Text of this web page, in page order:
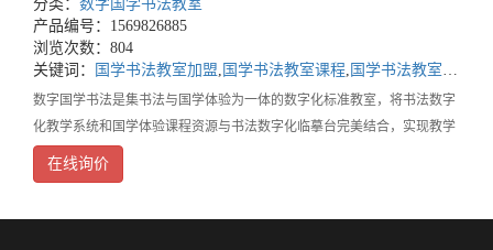
分类： 数字国学书法教室
产品编号：1569826885
浏览次数：804
关键词：
国学书法教室加盟 国学书法教室课程 国学书法教室设备安装价格
数字国学书法是集书法与国学体验为一体的数字化标准教室，将书法数字
化教学系统和国学体验课程资源与书法数字化临摹台完美结合，实现教学
的标准化、规范化、流程化数字化、高效化。基础设备：仿古教室桌椅、
学生桌凳、置物柜、学生作品展示台环境搭建：仿古环
在线询价